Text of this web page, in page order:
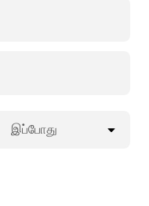
இப்போது